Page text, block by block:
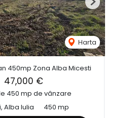
Harta
Next
450mp Zona Alba Micesti
47,000 €
450 mp de vânzare
Alba Iulia
450 mp